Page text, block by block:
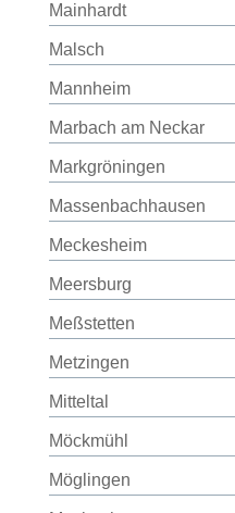
Mainhardt
Malsch
Mannheim
Marbach am Neckar
Markgröningen
Massenbachhausen
Meckesheim
Meersburg
Meßstetten
Metzingen
Mitteltal
Möckmühl
Möglingen